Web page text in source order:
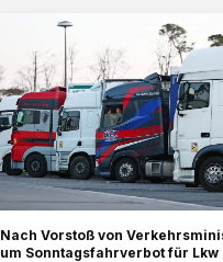
Nach Vorstoß von
um Sonntagsfahrverbot für Lkw